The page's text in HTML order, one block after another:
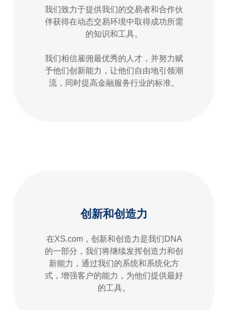
我们致力于提供我们的交易者和合作伙
伴获得在动态交易环境中取得成功所需
的知识和工具。
我们相信雇佣最优秀的人才，并努力赋
予他们创新能力，让他们自由地引领潮
流，同时提高金融服务行业的标准。
创新和创造力
在XS.com，创新和创造力是我们DNA
的一部分，我们将继续发挥创造力和创
新能力，通过我们的系统和系统化方
式，增强客户的能力，为他们提供最好
的工具。